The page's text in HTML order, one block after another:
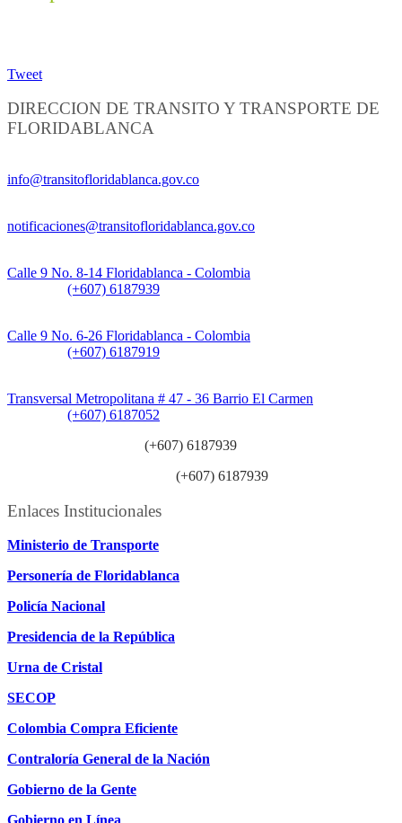
Tweet
DIRECCION DE TRANSITO Y TRANSPORTE DE
FLORIDABLANCA
info@transitofloridablanca.gov.co
notificaciones@transitofloridablanca.gov.co
Calle 9 No. 8-14 Floridablanca - Colombia
(+607) 6187939
Calle 9 No. 6-26 Floridablanca - Colombia
(+607) 6187919
Transversal Metropolitana # 47 - 36 Barrio El Carmen
(+607) 6187052
(+607) 6187939
(+607) 6187939
Enlaces Institucionales
Ministerio de Transporte
Personería de Floridablanca
Policía Nacional
Presidencia de la República
Urna de Cristal
SECOP
Colombia Compra Eficiente
Contraloría General de la Nación
Gobierno de la Gente